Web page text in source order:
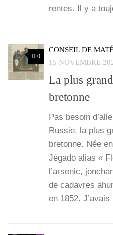
rentes. Il y a
0
CONSEIL DE
15 NOVEMBRE
La plus
bretonne
Pas besoin
Rus­sie, la plus
bre­tonne. Née
Jéga­do alias «
l’ar­se­nic,
de cadavres
en 1852.